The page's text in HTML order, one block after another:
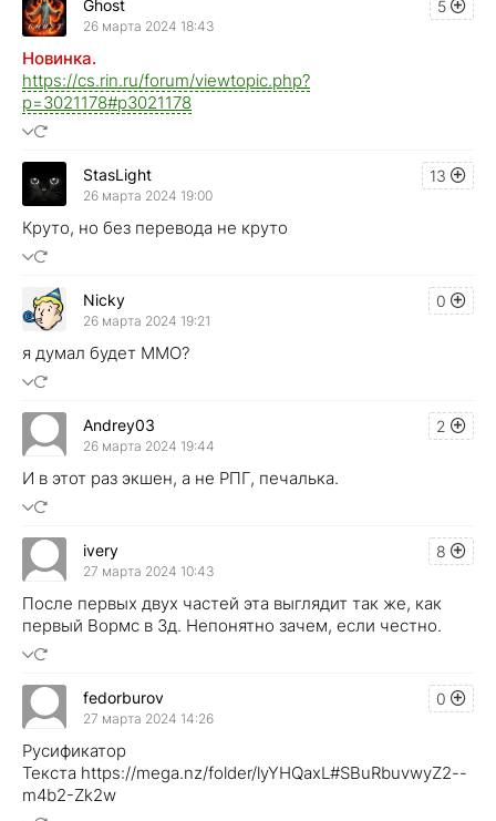
5
Ghost
26 марта 2024 18:43
Новинка.
https://cs.rin.ru/forum/viewtopic.php?
p=3021178#p3021178
13
StasLight
26 марта 2024 19:00
Круто, но без перевода не круто
0
Nicky
26 марта 2024 19:21
я думал будет ММО?
2
Andrey03
26 марта 2024 19:44
И в этот раз экшен, а не РПГ, печалька.
8
ivery
27 марта 2024 10:43
После первых двух частей эта выглядит так же, как
первый Вормс в 3д. Непонятно зачем, если честно.
0
fedorburov
27 марта 2024 14:26
Русификатор
Текста https://mega.nz/folder/lyYHQaxL#SBuRbuvwyZ2--
m4b2-Zk2w